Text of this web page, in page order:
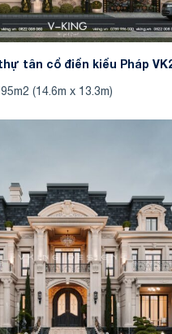
tân cổ điển kiểu Pháp
(14.6m x 13.3m)